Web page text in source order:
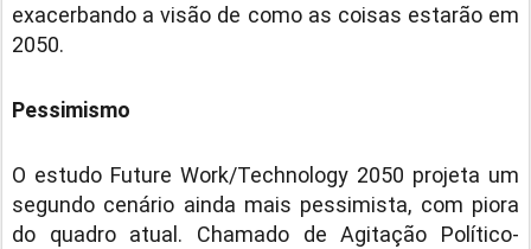
exacerbando a visão de como as coisas estarão em
2050.
Pessimismo
O estudo Future Work/Technology 2050 projeta um
segundo cenário ainda mais pessimista, com piora
do quadro atual. Chamado de Agitação Político-